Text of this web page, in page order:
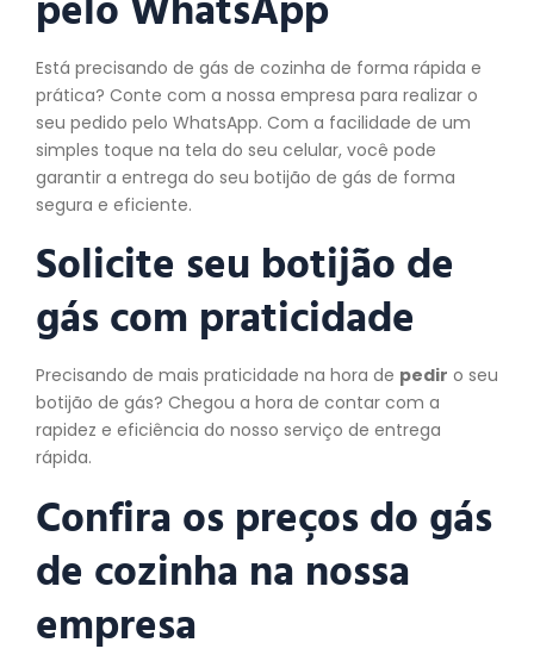
Está precisando de gás de cozinha de forma rápida e
prática? Conte com a nossa empresa para realizar o
seu pedido pelo WhatsApp. Com a facilidade de um
simples toque na tela do seu celular, você pode
garantir a entrega do seu botijão de gás de forma
segura e eficiente.
Solicite seu botijão de
gás com praticidade
Precisando de mais praticidade na hora de pedir o seu
botijão de gás? Chegou a hora de contar com a
rapidez e eficiência do nosso serviço de entrega
rápida.
Confira os preços do gás
de cozinha na nossa
empresa